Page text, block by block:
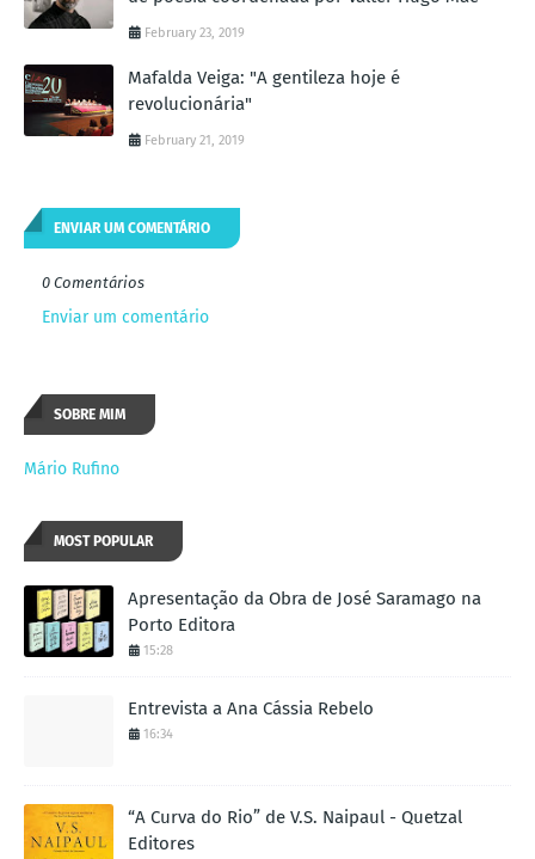
February 23, 2019
Mafalda Veiga: "A gentileza hoje é
revolucionária"
February 21, 2019
ENVIAR UM COMENTÁRIO
0 Comentários
Enviar um comentário
SOBRE MIM
Mário Rufino
MOST POPULAR
Apresentação da Obra de José Saramago na
Porto Editora
15:28
Entrevista a Ana Cássia Rebelo
16:34
“A Curva do Rio” de V.S. Naipaul - Quetzal
Editores